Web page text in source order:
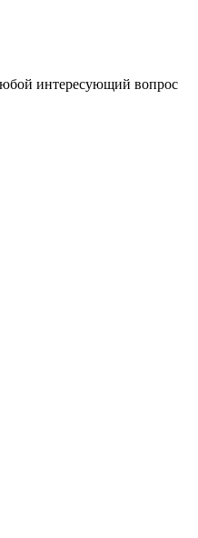
интересующий вопрос